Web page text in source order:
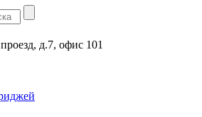
д.7, офис 101